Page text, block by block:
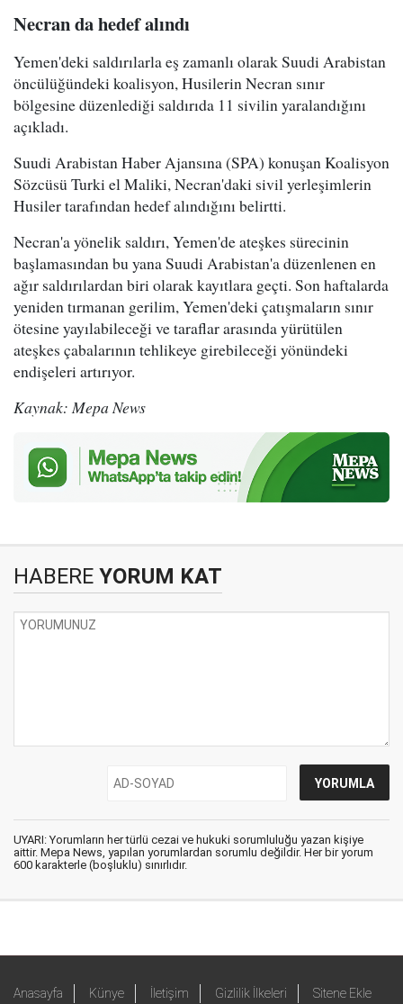
Necran da hedef alındı
Yemen'deki saldırılarla eş zamanlı olarak Suudi Arabistan
öncülüğündeki koalisyon, Husilerin Necran sınır
bölgesine düzenlediği saldırıda 11 sivilin yaralandığını
açıkladı.
Suudi Arabistan Haber Ajansına (SPA) konuşan Koalisyon
Sözcüsü Turki el Maliki, Necran'daki sivil yerleşimlerin
Husiler tarafından hedef alındığını belirtti.
Necran'a yönelik saldırı, Yemen'de ateşkes sürecinin
başlamasından bu yana Suudi Arabistan'a düzenlenen en
ağır saldırılardan biri olarak kayıtlara geçti. Son haftalarda
yeniden tırmanan gerilim, Yemen'deki çatışmaların sınır
ötesine yayılabileceği ve taraflar arasında yürütülen
ateşkes çabalarının tehlikeye girebileceği yönündeki
endişeleri artırıyor.
Kaynak: Mepa News
HABERE YORUM KAT
UYARI: Yorumların her türlü cezai ve hukuki sorumluluğu yazan kişiye
aittir. Mepa News, yapılan yorumlardan sorumlu değildir. Her bir yorum
600 karakterle (boşluklu) sınırlıdır.
Anasayfa Künye İletişim Gizlilik İlkeleri Sitene Ekle